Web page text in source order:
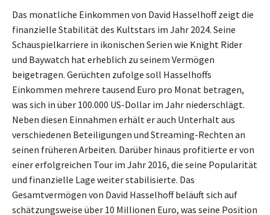
Das monatliche Einkommen von David Hasselhoff zeigt die
finanzielle Stabilität des Kultstars im Jahr 2024. Seine
Schauspielkarriere in ikonischen Serien wie Knight Rider
und Baywatch hat erheblich zu seinem Vermögen
beigetragen. Gerüchten zufolge soll Hasselhoffs
Einkommen mehrere tausend Euro pro Monat betragen,
was sich in über 100.000 US-Dollar im Jahr niederschlägt.
Neben diesen Einnahmen erhält er auch Unterhalt aus
verschiedenen Beteiligungen und Streaming-Rechten an
seinen früheren Arbeiten. Darüber hinaus profitierte er von
einer erfolgreichen Tour im Jahr 2016, die seine Popularität
und finanzielle Lage weiter stabilisierte. Das
Gesamtvermögen von David Hasselhoff beläuft sich auf
schätzungsweise über 10 Millionen Euro, was seine Position